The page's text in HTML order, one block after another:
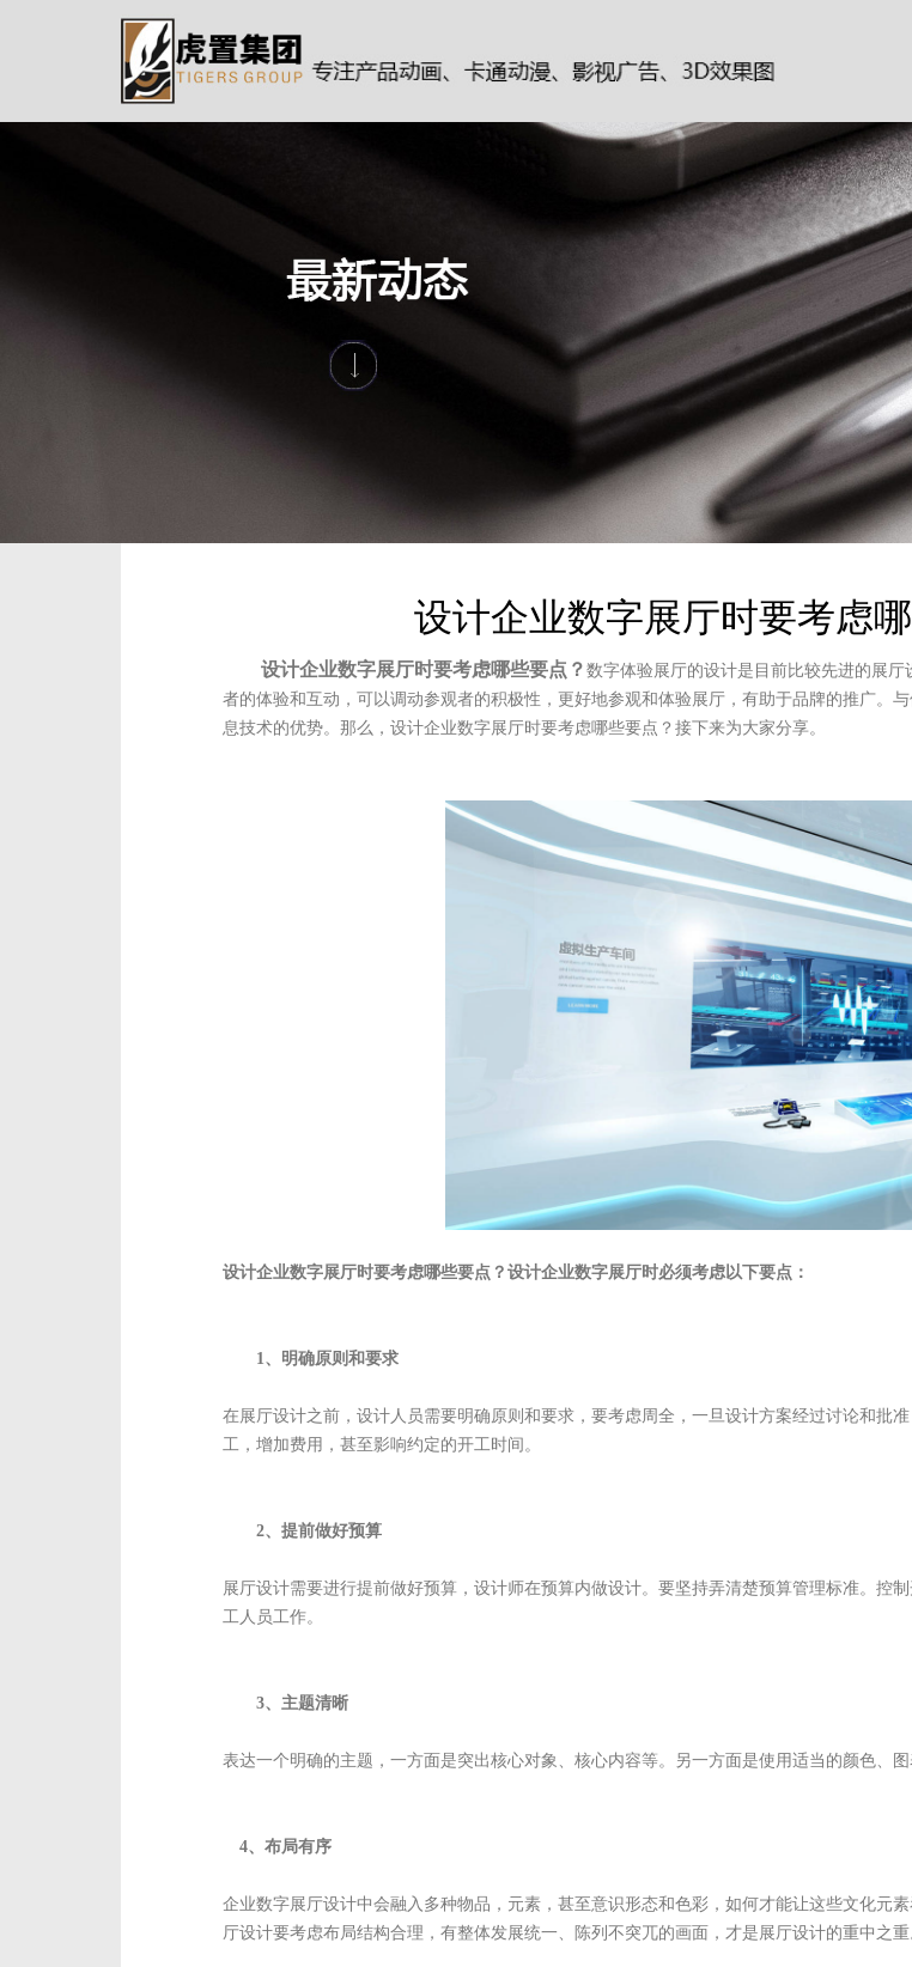
设计企业数字展厅时要考虑
设计企业数字展厅时要考虑哪些要点？数字体验展厅的设计是目前比较先进的展
者的体验和互动，可以调动参观者的积极性，更好地参观和体验展厅，有助于品牌的推广。
息技术的优势。那么，设计企业数字展厅时要考虑哪些要点？接下来为大家分享。
设计企业数字展厅时要考虑哪些要点？设计企业数字展厅时必须考虑以下要点：
1、明确原则和要求
在展厅设计之前，设计人员需要明确原则和要求，要考虑周全，一旦设计方案经过讨论和批
工，增加费用，甚至影响约定的开工时间。
2、提前做好预算
展厅设计需要进行提前做好预算，设计师在预算内做设计。要坚持弄清楚预算管理标准。控
工人员工作。
3、主题清晰
表达一个明确的主题，一方面是突出核心对象、核心内容等。另一方面是使用适当的颜色、
4、布局有序
企业数字展厅设计中会融入多种物品，元素，甚至意识形态和色彩，如何才能让这些文化元
厅设计要考虑布局结构合理，有整体发展统一、陈列不突兀的画面，才是展厅设计的重中之重